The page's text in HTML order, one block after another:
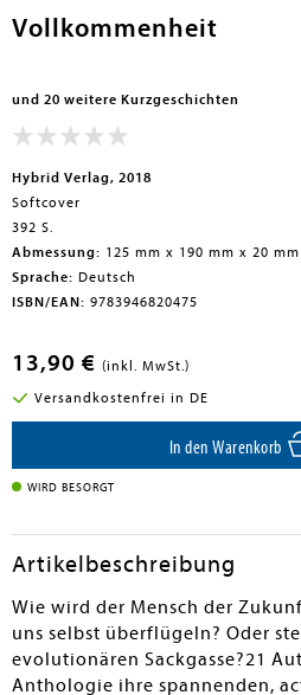
Vollkommenheit
und 20 weitere Kurzgeschichten
Hybrid Verlag, 2018
Softcover
392 S.
Abmessung: 125 mm x 190 mm x 20 mm
Sprache: Deutsch
ISBN/EAN: 9783946820475
13,90 € (inkl. MwSt.)
Versandkostenfrei in DE
In den Warenkorb
WIRD BESORGT
Artikelbeschreibung
Wie wird der Mensch der
uns selbst überflügeln? Oder
evolutionären Sackgasse?21
Anthologie ihre spannenden,